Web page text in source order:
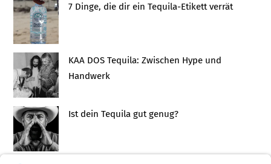
7 Dinge, die dir ein Tequila-Etikett verrät
KAA DOS Tequila: Zwischen Hype und
Handwerk
Ist dein Tequila gut genug?